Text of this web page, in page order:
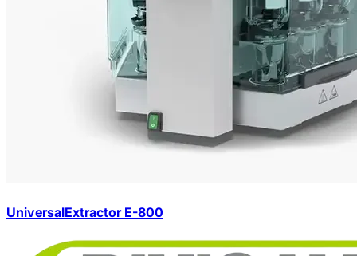
UniversalExtractor E-800